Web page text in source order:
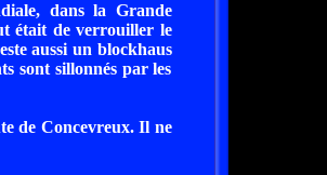
dans la Grande
était de verrouiller le
aussi un blockhaus
sont sillonnés par les
de Concevreux. Il ne